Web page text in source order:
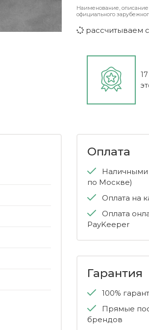
Наименование,
официального
рассчитываем
Оплата
Наличными
по Москве)
Оплата на
Оплата
PayKeeper
Гарантия
100%
Прямые
брендов